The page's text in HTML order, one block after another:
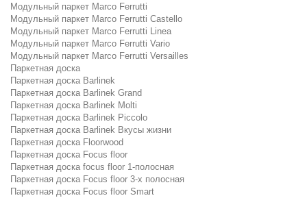
Модульный паркет Marco Ferrutti
Модульный паркет Marco Ferrutti Castello
Модульный паркет Marco Ferrutti Linea
Модульный паркет Marco Ferrutti Vario
Модульный паркет Marco Ferrutti Versailles
Паркетная доска
Паркетная доска Barlinek
Паркетная доска Barlinek Grand
Паркетная доска Barlinek Molti
Паркетная доска Barlinek Piccolo
Паркетная доска Barlinek Вкусы жизни
Паркетная доска Floorwood
Паркетная доска Focus floor
Паркетная доска focus floor 1-полосная
Паркетная доска Focus floor 3-х полосная
Паркетная доска Focus floor Smart